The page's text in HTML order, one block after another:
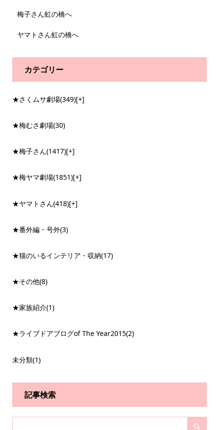
梅子さん虹の橋へ
ヤマトさん虹の橋へ
カテゴリー
★さくムサ劇場(349)[+]
★梅むさ劇場(30)
★梅子さん(1417)[+]
★梅ヤマ劇場(1851)[+]
★ヤマトさん(418)[+]
★番外編・号外(3)
★猫のいるインテリア・収納(17)
★その他(8)
★家族紹介(1)
★ライブドアブログof The Year2015(2)
未分類(1)
記事検索